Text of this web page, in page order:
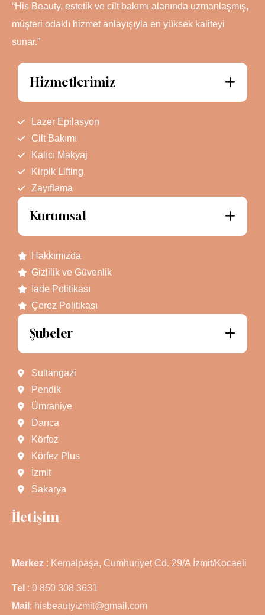
“His Beauty, estetik ve cilt bakımı alanında uzmanlaşmış,
müşteri odaklı hizmet anlayışıyla en yüksek kaliteyi
sunar.”
Hizmetlerimiz
Lazer Epilasyon
Cilt Bakımı
Kalıcı Makyaj
Kirpik Lifting
Zayıflama
Kurumsal
Hakkımızda
Gizlilik ve Güvenlik
İade Politikası
Çerez Politikası
Şubeler
Sultangazi
Pendik
Ümraniye
Darıca
Körfez
Körfez Plus
İzmit
Sakarya
İletişim
Merkez : Kemalpaşa, Cumhuriyet Cd. 29/A İzmit/Kocaeli
Tel : 0 850 308 3631
Mail : hisbeautyizmit@gmail.com